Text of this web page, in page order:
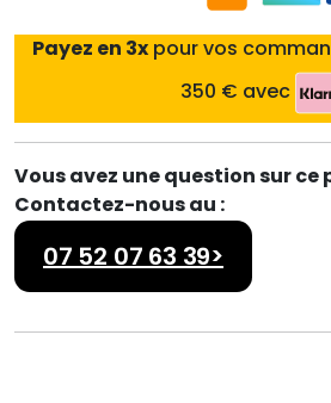
Payez en 3x pour vos
350 € avec
Vous avez une question sur ce
Contactez-nous au :
07 52 07 63 39>